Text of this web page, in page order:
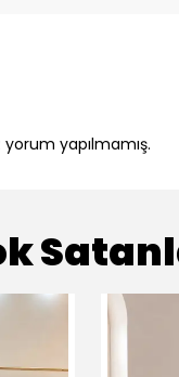
yapılmamış.